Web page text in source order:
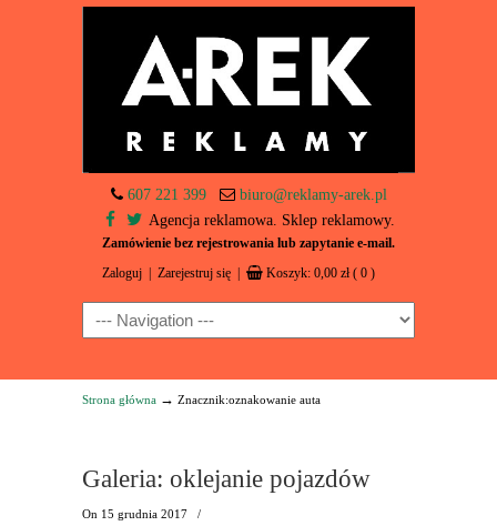
607 221 399
biuro@reklamy-arek.pl
Agencja reklamowa. Sklep reklamowy.
Zamówienie bez rejestrowania lub zapytanie e-mail.
Zaloguj Zarejestruj się Koszyk: 0,00 zł ( 0 )
Navigation
Strona główna → Znacznik:oznakowanie auta
Galeria: oklejanie pojazdów
On 15 grudnia 2017
/